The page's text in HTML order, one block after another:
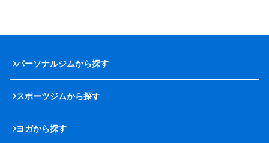
パーソナルジムから探す
スポーツジムから探す
ヨガから探す